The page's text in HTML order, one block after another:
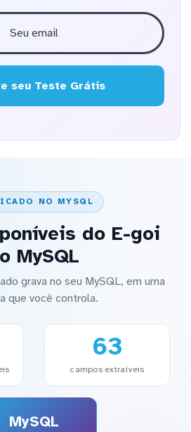
seu Teste Grátis
NO MYSQL
do E-goi
MySQL
grava no seu MySQL, em uma
que você controla.
63
campos extraíveis
MySQL